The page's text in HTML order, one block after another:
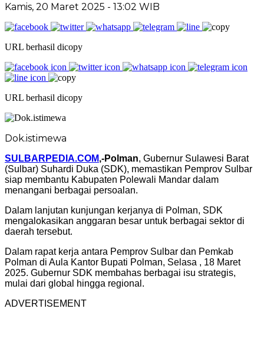
Kamis, 20 Maret 2025 - 13:02 WIB
URL berhasil dicopy
URL berhasil dicopy
Dok.istimewa
SULBARPEDIA.COM,-Polman, Gubernur Sulawesi Barat
(Sulbar) Suhardi Duka (SDK), memastikan Pemprov Sulbar
siap membantu Kabupaten Polewali Mandar dalam
menangani berbagai persoalan.
Dalam lanjutan kunjungan kerjanya di Polman, SDK
mengalokasikan anggaran besar untuk berbagai sektor di
daerah tersebut.
Dalam rapat kerja antara Pemprov Sulbar dan Pemkab
Polman di Aula Kantor Bupati Polman, Selasa , 18 Maret
2025. Gubernur SDK membahas berbagai isu strategis,
mulai dari global hingga regional.
ADVERTISEMENT